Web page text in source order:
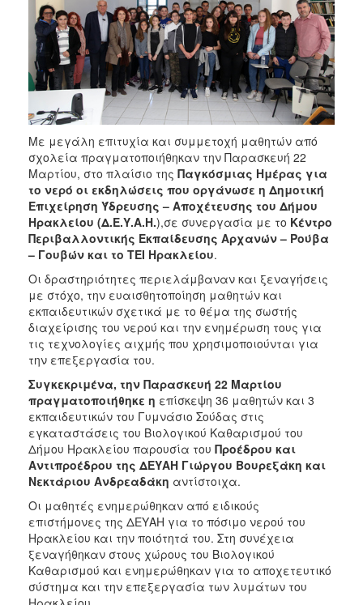
2010
2006
ΠΟΛΙΤΙΣΜΟΣ
ΑΝΘΕΚΤΙΚΗ
ΠΟΛΗ
Με μεγάλη επιτυχία και συμμετοχή μαθητών από
σχολεία πραγματοποιήθηκαν την Παρασκευή 22
Μαρτίου, στο πλαίσιο της Παγκόσμιας Ημέρας για
το νερό οι εκδηλώσεις που οργάνωσε η Δημοτική
Επιχείρηση Ύδρευσης – Αποχέτευσης του Δήμου
Ηρακλείου (Δ.Ε.Υ.Α.Η.),σε συνεργασία με το Κέντρο
Περιβαλλοντικής Εκπαίδευσης Αρχανών – Ρούβα
– Γουβών και το ΤΕΙ Ηρακλείου.
Οι δραστηριότητες περιελάμβαναν και ξεναγήσεις
με στόχο, την ευαισθητοποίηση μαθητών και
εκπαιδευτικών σχετικά με το θέμα της σωστής
διαχείρισης του νερού και την ενημέρωση τους για
τις τεχνολογίες αιχμής που χρησιμοποιούνται για
την επεξεργασία του.
Συγκεκριμένα, την Παρασκευή 22 Μαρτίου
πραγματοποιήθηκε η επίσκεψη 36 μαθητών και 3
εκπαιδευτικών του Γυμνάσιο Σούδας στις
εγκαταστάσεις του Βιολογικού Καθαρισμού του
Δήμου Ηρακλείου παρουσία του Προέδρου και
Αντιπροέδρου της ΔΕΥΑΗ Γιώργου Βουρεξάκη και
Νεκτάριου Ανδρεαδάκη αντίστοιχα.
Οι μαθητές ενημερώθηκαν από ειδικούς
επιστήμονες της ΔΕΥΑΗ για το πόσιμο νερού του
Ηρακλείου και την ποιότητά του. Στη συνέχεια
ξεναγήθηκαν στους χώρους του Βιολογικού
Καθαρισμού και ενημερώθηκαν για το αποχετευτικό
σύστημα και την επεξεργασία των λυμάτων του